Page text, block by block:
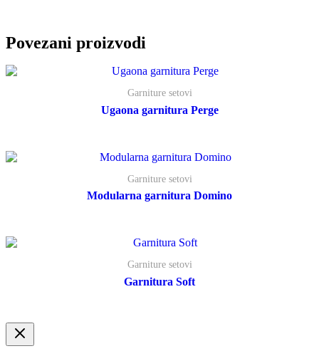
Povezani proizvodi
Garniture setovi
Ugaona garnitura Perge
Garniture setovi
Modularna garnitura Domino
Garniture setovi
Garnitura Soft